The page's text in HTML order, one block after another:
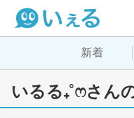
新着
いるる₊˚ෆさん